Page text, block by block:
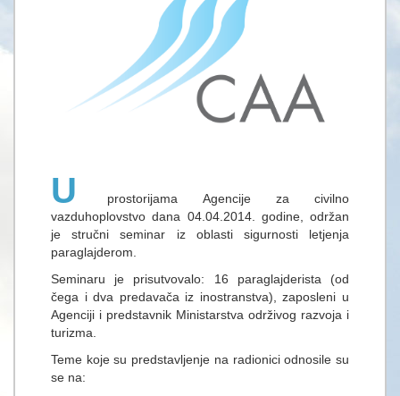
U
prostorijama Agencije za civilno
vazduhoplovstvo dana 04.04.2014. godine, održan
je stručni seminar iz oblasti sigurnosti letjenja
paraglajderom.
Seminaru je prisutvovalo: 16 paraglajderista (od
čega i dva predavača iz inostranstva), zaposleni u
Agenciji i predstavnik Ministarstva održivog razvoja i
turizma.
Teme koje su predstavljenje na radionici odnosile su
se na: